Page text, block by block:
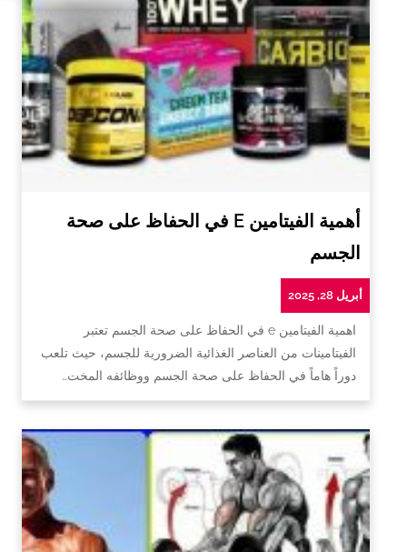
أهمية الفيتامين E في الحفاظ على صحة
الجسم
أبريل 28, 2025
اهمية الفيتامين e في الحفاظ على صحة الجسم تعتبر
الفيتامينات من العناصر الغذائية الضرورية للجسم، حيث تلعب
دوراً هاماً في الحفاظ على صحة الجسم ووظائفه المخت…